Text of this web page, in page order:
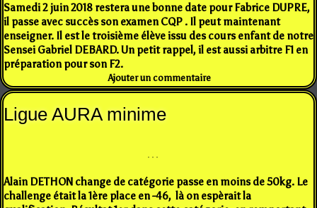
Samedi 2 juin 2018 restera une bonne date pour Fabrice DUPRE,
il passe avec succès son examen CQP . Il peut maintenant
enseigner. Il est le troisième élève issu des cours enfant de notre
Sensei Gabriel DEBARD. Un petit rappel, il est aussi arbitre F1 en
préparation pour son F2.
Ajouter un commentaire
Ligue AURA minime
Alain DETHON change de catégorie passe en moins de 50kg. Le
challenge était la 1ère place en -46, là on espèrait la